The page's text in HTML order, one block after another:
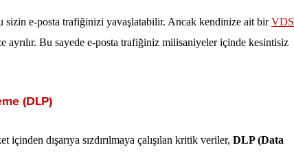
sizin e-posta trafiğinizi yavaşlatabilir. Ancak kendinize ait birVDS
ayrılır. Bu sayede e-posta trafiğiniz milisaniyeler içinde kesintisiz
(DLP)
içinden dışarıya sızdırılmaya çalışılan kritik veriler, DLP (Data